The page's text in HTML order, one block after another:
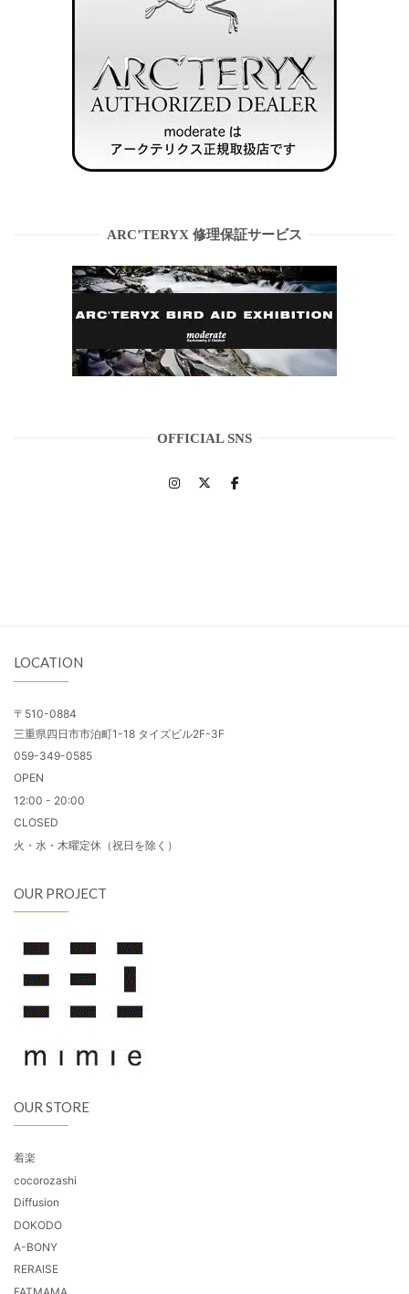
ARC’TERYX 修理保証サービス
OFFICIAL SNS
LOCATION
〒510-0884
三重県四日市市泊町1-18 タイズビル2F-3F
059-349-0585
OPEN
12:00 - 20:00
CLOSED
火・水・木曜定休（祝日を除く）
OUR PROJECT
OUR STORE
着楽
cocorozashi
Diffusion
DOKODO
A-BONY
RERAISE